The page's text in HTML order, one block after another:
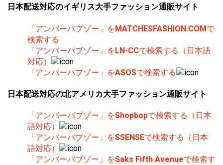
日本配送対応のイギリス大手ファッション通販サイト
「アンバーバブゾー」をMATCHESFASHION.COMで
検索する
「アンバーバブゾー」をLN-CCで検索する（日本語
対応）
「アンバーバブゾー」をASOSで検索する
日本配送対応の北アメリカ大手ファッション通販サイト
「アンバーバブゾー」をShopbopで検索する（日本
語対応）
「アンバーバブゾー」をSSENSEで検索する（日本
語対応）
「アンバーバブゾー」をSaks Fifth Avenueで検索す